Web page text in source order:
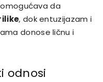
da
, dok entuzijazam i
donose ličnu i
odnosi